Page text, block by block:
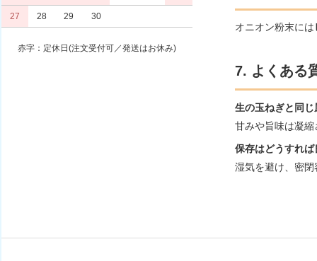
27 28 29 30
赤字：定休日(注文受付可／発送はお休み)
オニオン粉末には
7. よくある
生の玉ねぎと同
甘みや旨味は凝
保存はどうすれ
湿気を避け、密